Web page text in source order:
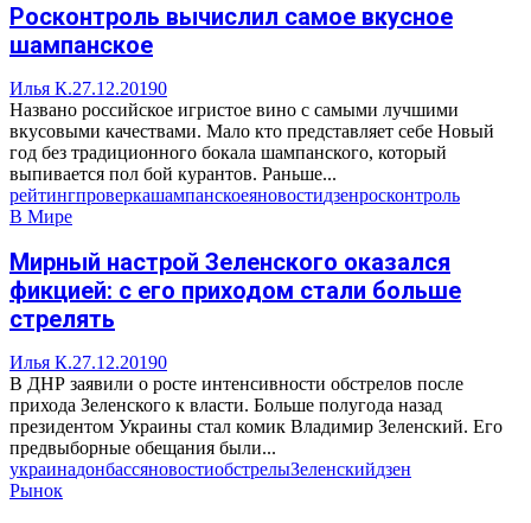
Росконтроль вычислил самое вкусное
шампанское
Илья К.27.12.20190
Названо российское игристое вино с самыми лучшими
вкусовыми качествами. Мало кто представляет себе Новый
год без традиционного бокала шампанского, который
выпивается пол бой курантов. Раньше...
рейтингпроверкашампанскоеяновостидзенросконтроль
В Мире
Мирный настрой Зеленского оказался
фикцией: с его приходом стали больше
стрелять
Илья К.27.12.20190
В ДНР заявили о росте интенсивности обстрелов после
прихода Зеленского к власти. Больше полугода назад
президентом Украины стал комик Владимир Зеленский. Его
предвыборные обещания были...
украинадонбассяновостиобстрелыЗеленскийдзен
Рынок